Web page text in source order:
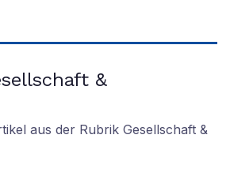
&
aus der Rubrik Gesellschaft &